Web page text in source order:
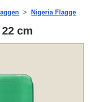
Nigeria Flagge
cm